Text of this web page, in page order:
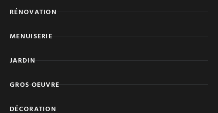
RÉNOVATION
MENUISERIE
JARDIN
GROS OEUVRE
DÉCORATION